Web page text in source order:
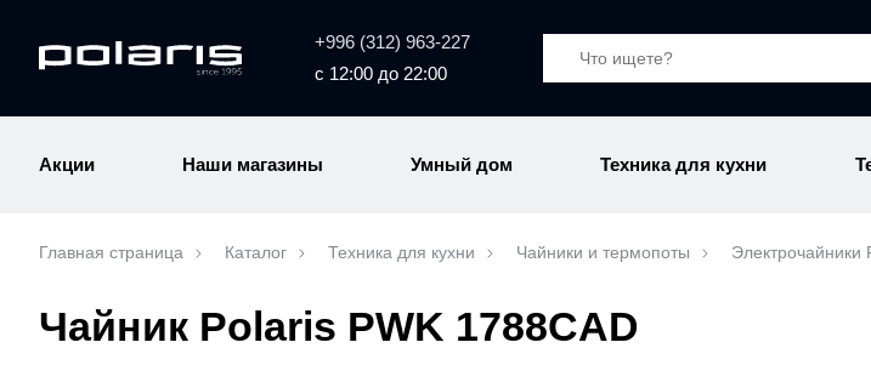
+996 (312) 963-227
с 12:00 до 22:00
Акции Наши магазины Умный дом Техника для кухни
Главная страница Каталог Техника для кухни Чайники и термопоты Электрочайники
Чайник Polaris PWK 1788CAD